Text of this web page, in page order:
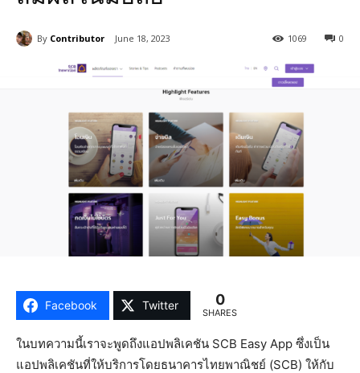
By Contributor June 18, 2023 0
1069
Facebook Twitter 0
SHARES
ในบทความนี้เราจะพูดถึงแอปพลิเคชัน SCB Easy App ซึ่งเป็น
แอปพลิเคชันที่ให้บริการโดยธนาคารไทยพาณิชย์ (SCB) ให้กับ